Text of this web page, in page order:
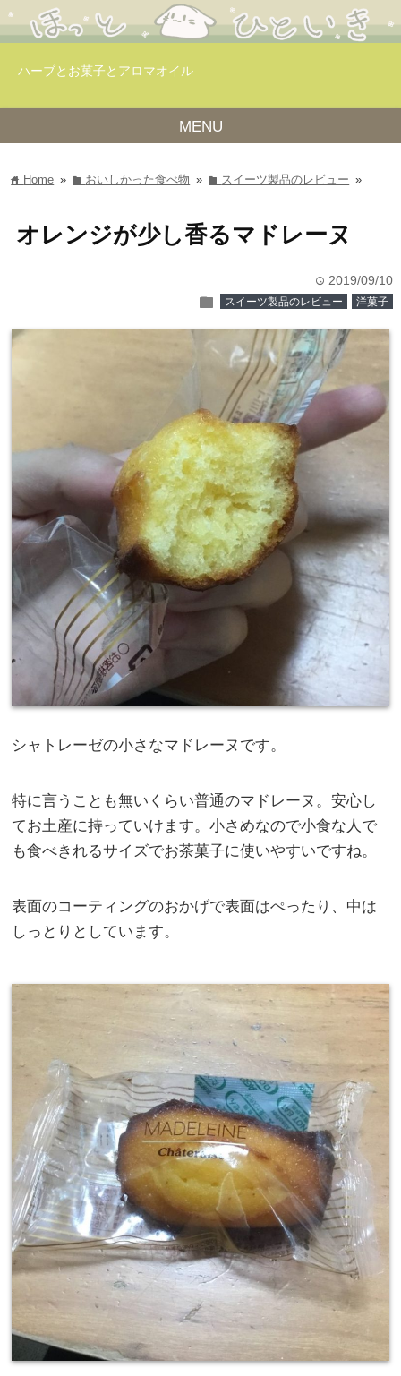
ハーブとお菓子とアロマオイル
MENU
home Home » folder おいしかった食べ物 » folder スイーツ製品のレビュー »
オレンジが少し香るマドレーヌ
time 2019/09/10
folder スイーツ製品のレビュー 洋菓子
シャトレーゼの小さなマドレーヌです。
特に言うことも無いくらい普通のマドレーヌ。安心し
てお土産に持っていけます。小さめなので小食な人で
も食べきれるサイズでお茶菓子に使いやすいですね。
表面のコーティングのおかげで表面はぺったり、中は
しっとりとしています。